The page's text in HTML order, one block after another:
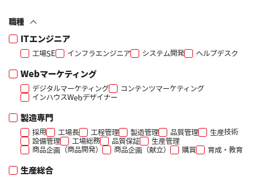
職種
ITエンジニア
工場SE インフラエンジニア システム開発 ヘルプデスク
Webマーケティング
デジタルマーケティング
コンテンツマーケティング
インハウスWebデザイナー
製造専門
採用 工場長 工程管理 製造管理 品質管理
生産技術
設備管理
工場総務 品質保証
生産管理
商品企画（商品開発）
商品企画（献立） 購買 育成・教育
生産総合